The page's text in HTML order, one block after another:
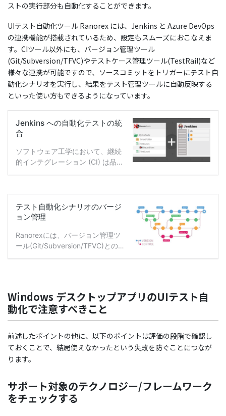
ストの実行部分も自動化することができます。
UIテスト自動化ツール Ranorex には、Jenkins と Azure DevOps
の連携機能が搭載されているため、設定もスムーズにおこなえま
す。CIツール以外にも、バージョン管理ツール
(Git/Subversion/TFVC)やテストケース管理ツール(TestRail)など
様々な連携が可能ですので、ソースコミットをトリガーにテスト自
動化シナリオを実行し、結果をテスト管理ツールに自動反映する
といった使い方もできるようになっています。
Windows デスクトップアプリのUIテスト自
動化で注意すべきこと
前述したポイントの他に、以下のポイントは評価の段階で確認し
ておくことで、結局使えなかったという失敗を防ぐことにつなが
ります。
サポート対象のテクノロジー/フレームワーク
をチェックする